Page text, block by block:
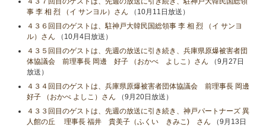
事 李 相 烈 （イ サンヨル）さん （10月11日放送）
４３６回目のゲストは、駐神戸大韓民国総領事 李 相 烈 （イ サンヨ
ル）さん （10月4日放送）
４３５回目のゲストは、先週の放送に引き続き、兵庫県原爆被害者団
体協議会 前理事長 岡邊 好子 （おかべ よしこ）さん （9月27日
放送）
４３４回目のゲストは、兵庫県原爆被害者団体協議会 前理事長 岡邊
好子 （おかべ よしこ）さん （9月20日放送）
４３３回目のゲストは、先週の放送に引き続き、神戸パートナーズ 異
人館の丘 理事長 福井 貴美子（ふくい きみこ) さん （9月13日